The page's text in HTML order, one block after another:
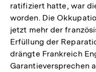
ratifiziert hatte, war
worden. Die
jetzt mehr der
Erfüllung der
drängte Frankreich
Garantieversprechen